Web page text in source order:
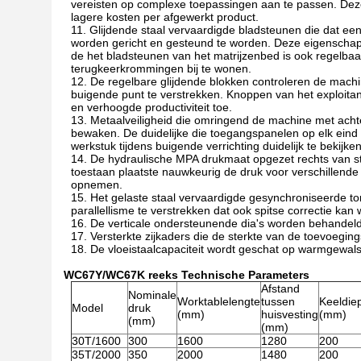
vereisten op complexe toepassingen aan te passen.
lagere kosten per afgewerkt product.
11. Glijdende staal vervaardigde bladsteunen die dat
worden gericht en gesteund te worden. Deze
de het bladsteunen van het matrijzenbed is ook
terugkeerkrommingen bij te wonen.
12. De regelbare glijdende blokken controleren de
buigende punt te verstrekken. Knoppen van het
en verhoogde productiviteit toe.
13. Metaalveiligheid die omringend de machine met
bewaken. De duidelijke die toegangspanelen op elk
werkstuk tijdens buigende verrichting duidelijk te
14. De hydraulische MPA drukmaat opgezet rechts
toestaan plaatste nauwkeurig de druk voor
opnemen.
15. Het gelaste staal vervaardigde gesynchroniseerde
parallellisme te verstrekken dat ook spitse correctie kan
16. De verticale ondersteunende dia's worden
17. Versterkte zijkaders die de sterkte van de
18. De vloeistaalcapaciteit wordt geschat op
WC67Y/WC67K reeks Technische Parameters
Model
Nominale
druk
(mm)
Worktablelengte
(mm)
Afstand
tussen
huisvesting
(mm)
(mm)
30T/1600 300 1600 1280
200
35T/2000 350 2000 1480 200